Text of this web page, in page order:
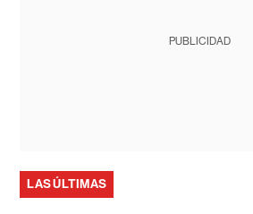
PUBLICIDAD
LAS ÚLTIMAS